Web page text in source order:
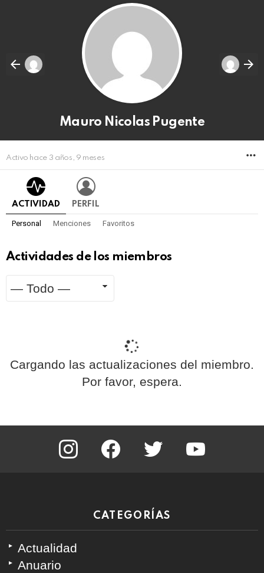
Mauro Nicolas Pugente
Activo hace 3 años, 9 meses
ACTIVIDAD PERFIL
Personal Menciones Favoritos
Actividades de los miembros
RSS
Cargando las actualizaciones del miembro.
Por favor, espera.
instagram facebook twitter youtube
CATEGORÍAS
Actualidad
Anuario